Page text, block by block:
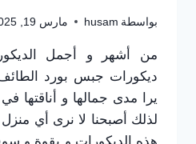
بواسطة husam مارس 19, 2025
من أشهر و أجمل
ديكورات جبس بورد
يرا مدى جمالها و أناقتها
لذلك أصبحنا لا نرى أي منزل
هذه الديكورات و بقوة و